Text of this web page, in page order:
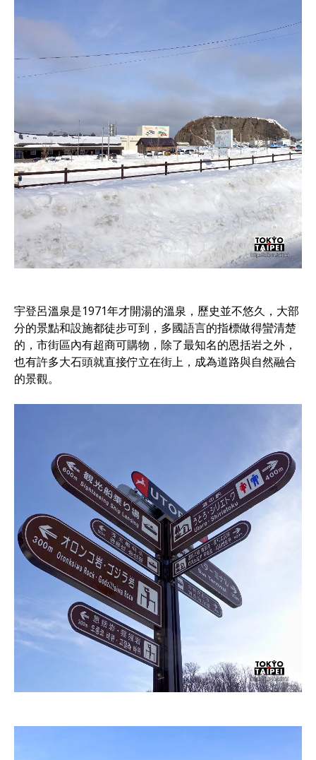
宇登呂溫泉是1971年才開湯的溫泉，歷史並不悠久，大部
分的景點和設施都徒步可到，多國語言的指標做得蠻清楚
的，市街區內有超商可購物，除了最知名的恩括岩之外，
也有許多大石頭就直接佇立在街上，成為道路與自然融合
的景觀。